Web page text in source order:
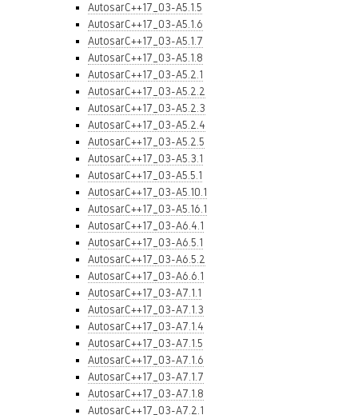
AutosarC++17_03-A5.1.5
AutosarC++17_03-A5.1.6
AutosarC++17_03-A5.1.7
AutosarC++17_03-A5.1.8
AutosarC++17_03-A5.2.1
AutosarC++17_03-A5.2.2
AutosarC++17_03-A5.2.3
AutosarC++17_03-A5.2.4
AutosarC++17_03-A5.2.5
AutosarC++17_03-A5.3.1
AutosarC++17_03-A5.5.1
AutosarC++17_03-A5.10.1
AutosarC++17_03-A5.16.1
AutosarC++17_03-A6.4.1
AutosarC++17_03-A6.5.1
AutosarC++17_03-A6.5.2
AutosarC++17_03-A6.6.1
AutosarC++17_03-A7.1.1
AutosarC++17_03-A7.1.3
AutosarC++17_03-A7.1.4
AutosarC++17_03-A7.1.5
AutosarC++17_03-A7.1.6
AutosarC++17_03-A7.1.7
AutosarC++17_03-A7.1.8
AutosarC++17_03-A7.2.1